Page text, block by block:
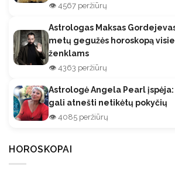
👁️ 4567 peržiūrų
Astrologas Maksas
metų gegužės horoskopą
ženklams
👁️ 4363 peržiūrų
Astrologė Angela Pearl
gali atnešti netikėtų pokyčių
👁️ 4085 peržiūrų
HOROSKOPAI